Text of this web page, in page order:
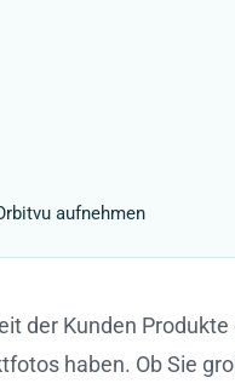
aufnehmen
der Kunden
haben. Ob Sie